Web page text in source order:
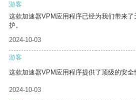
游客
这款加速器VPM应用程序已经为我们带来
护。
2024-10-03
游客
这款加速器VPM应用程序提供了顶级的安全
2024-10-03